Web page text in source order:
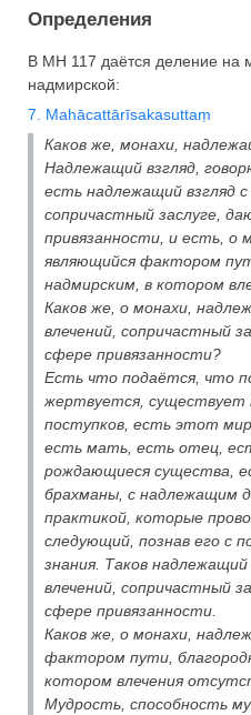
Определения
В МН 117 даётся деление на
надмирской:
7. Mahācattārīsakasuttaṃ
Каков же, монахи,
Надлежащий взгляд,
есть надлежащий взгляд с
сопричастный заслуге,
привязанности, и есть, о
являющийся фактором
надмирским, в котором
Каков же, о монахи,
влечений, сопричастный
сфере привязанности?
Есть что подаётся, что
жертвуется, существует
поступков, есть этот
есть мать, есть отец,
рождающиеся существа,
брахманы, с надлежащим
практикой, которые
следующий, познав его с
знания. Таков надлежащий
влечений, сопричастный
сфере привязанности.
Каков же, о монахи,
фактором пути,
котором влечения
Мудрость, способность